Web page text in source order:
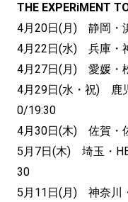
THE EXPERiMENT
4月20日(月) 静岡・
4月22日(水) 兵庫・
4月27日(月) 愛媛・
4月29日(水・祝) 鹿
0/19:30
4月30日(木) 佐賀・
5月7日(木) 埼玉・
30
5月11日(月) 神奈川